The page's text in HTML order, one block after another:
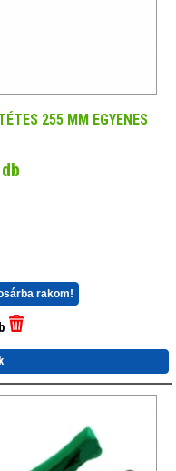
255 MM EGYENES
rakom!